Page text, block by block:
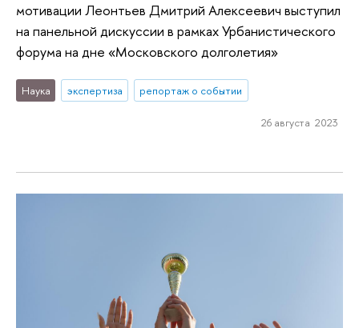
мотивации Леонтьев Дмитрий Алексеевич выступил
на панельной дискуссии в рамках Урбанистического
форума на дне «Московского долголетия»
Наука экспертиза репортаж о событии
26 августа 2023